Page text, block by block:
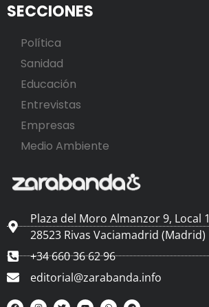
SECCIONES
Política
Sanidad
Educación
Entrevistas
Empresas
Medio Ambiente
Plaza del Moro Almanzor 9, Local 1
28523 Rivas Vaciamadrid (Madrid)
+34 660 36 62 96
editorial@zarabanda.info